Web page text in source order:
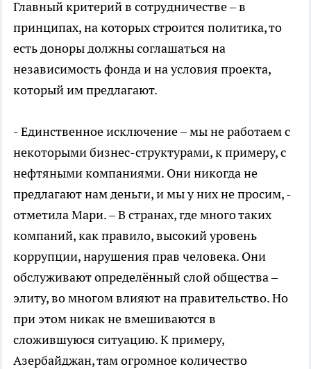
Главный критерий в сотрудничестве – в
принципах, на которых строится политика, то
есть доноры должны соглашаться на
независимость фонда и на условия проекта,
который им предлагают.
- Единственное исключение – мы не работаем с
некоторыми бизнес-структурами, к примеру, с
нефтяными компаниями. Они никогда не
предлагают нам деньги, и мы у них не просим, -
отметила Мари. – В странах, где много таких
компаний, как правило, высокий уровень
коррупции, нарушения прав человека. Они
обслуживают определённый слой общества –
элиту, во многом влияют на правительство. Но
при этом никак не вмешиваются в
сложившуюся ситуацию. К примеру,
Азербайджан, там огромное количество